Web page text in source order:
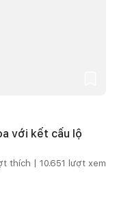
với kết cấu lộ
thích | 10.651 lượt xem